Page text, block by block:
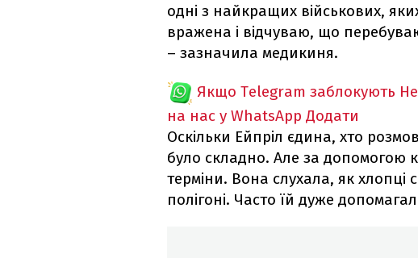
одні з найкращих військових,
вражена і відчуваю, що
– зазначила медикиня.
Якщо Telegram заблокують
на нас у WhatsApp Додати
Оскільки Ейпріл єдина, хто
було складно. Але за допомогою
терміни. Вона слухала, як хлопці
полігоні. Часто їй дуже